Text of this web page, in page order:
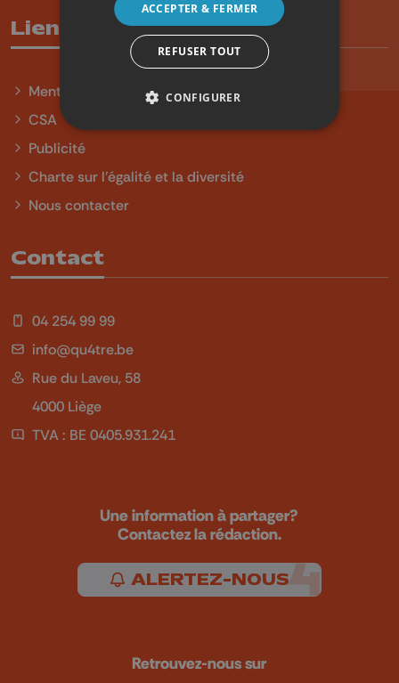
Liens utiles
Mentions légales
CSA
Publicité
Charte sur l'égalité et la diversité
Nous contacter
Contact
04 254 99 99
info@qu4tre.be
Rue du Laveu, 58
4000 Liège
TVA : BE 0405.931.241
Une information à partager?
Contactez la rédaction.
ALERTEZ-NOUS
Retrouvez-nous sur
ACCEPTER & FERMER
REFUSER TOUT
CONFIGURER